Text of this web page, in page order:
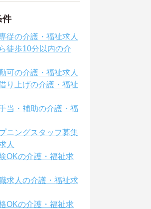
件
従の介護・福祉求人
徒歩10分以内の介
可の介護・福祉求人
り上げの介護・福祉
当・補助の介護・福
ニングスタッフ募集
人
OKの介護・福祉求
求人の介護・福祉求
OKの介護・福祉求